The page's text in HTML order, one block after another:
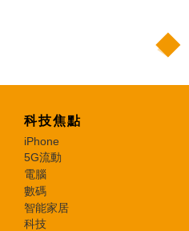
科技焦點
iPhone
5G流動
電腦
數碼
智能家居
科技